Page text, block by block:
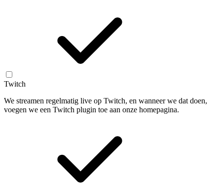
Twitch
We streamen regelmatig live op Twitch, en wanneer we dat doen,
voegen we een Twitch plugin toe aan onze homepagina.